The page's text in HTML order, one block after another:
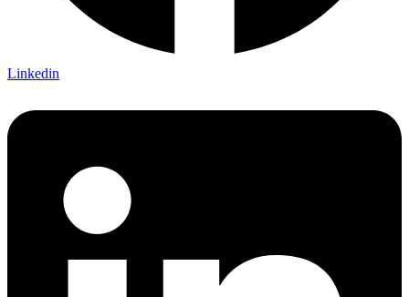
Linkedin